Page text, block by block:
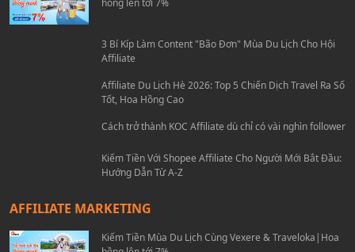
hồng lên tới 7%
3 Bí Kíp Làm Content "Bão Đơn" Mùa Du Lịch Cho Hội
Affiliate
Affiliate Du Lịch Hè 2026: Top 5 Chiến Dịch Travel Ra Số
Tốt, Hoa Hồng Cao
Cách trở thành KOC Affiliate dù chỉ có vài nghìn follower
Hướng Dẫn Từ A-Z